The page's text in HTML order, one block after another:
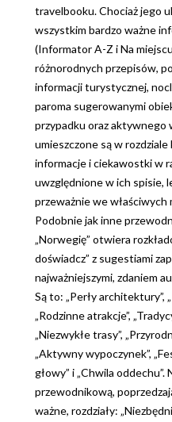
travelbooku. Chociaż jego
wszystkim bardzo ważne
(Informator A-Z i Na
różnorodnych przepisów,
informacji turystycznej,
paroma sugerowanymi
przypadku oraz aktywnego
umieszczone są w
informacje i ciekawostki w
uwzględnione w ich spisie,
przeważnie we właściwych
Podobnie jak inne
„Norwegię” otwiera
doświadcz” z sugestiami
najważniejszymi, zdaniem
Są to: „Perły architektury”,
„Rodzinne atrakcje”,
„Niezwykłe trasy”,
„Aktywny wypoczynek”,
głowy” i „Chwila oddechu”.
przewodnikową,
ważne, rozdziały: